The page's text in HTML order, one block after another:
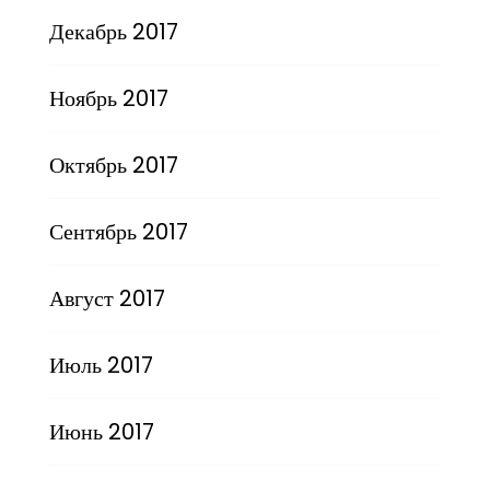
Декабрь 2017
Ноябрь 2017
Октябрь 2017
Сентябрь 2017
Август 2017
Июль 2017
Июнь 2017